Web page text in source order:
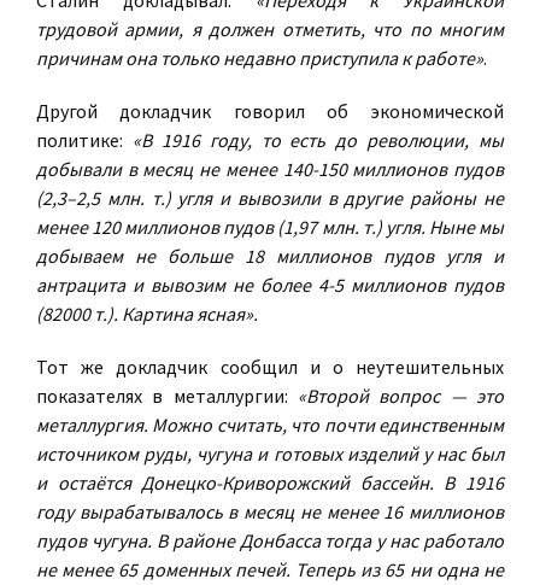
трудовой армии, я должен отметить, что по многим
причинам она только недавно приступила к работе».
Другой докладчик говорил об экономической
политике: «В 1916 году, то есть до революции, мы
добывали в месяц не менее 140-150 миллионов пудов
(2,3–2,5 млн. т.) угля и вывозили в другие районы не
менее 120 миллионов пудов (1,97 млн. т.) угля. Ныне мы
добываем не больше 18 миллионов пудов угля и
антрацита и вывозим не более 4-5 миллионов пудов
(82000 т.). Картина ясная».
Тот же докладчик сообщил и о неутешительных
показателях в металлургии: «Второй вопрос — это
металлургия. Можно считать, что почти единственным
источником руды, чугуна и готовых изделий у нас был
и остаётся Донецко-Криворожский бассейн. В 1916
году вырабатывалось в месяц не менее 16 миллионов
пудов чугуна. В районе Донбасса тогда у нас работало
не менее 65 доменных печей. Теперь из 65 ни одна не